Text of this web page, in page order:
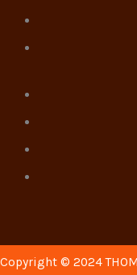
Copyright © 2024